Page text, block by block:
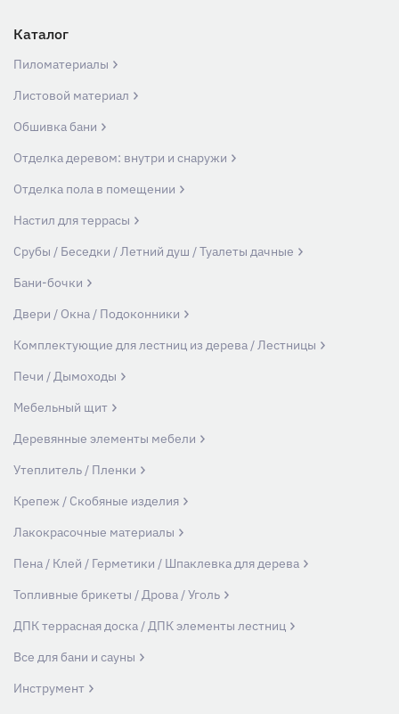
Каталог
Пиломатериалы
Листовой материал
Обшивка бани
Отделка деревом: внутри и снаружи
Отделка пола в помещении
Настил для террасы
Срубы / Беседки / Летний душ / Туалеты дачные
Бани-бочки
Двери / Окна / Подоконники
Комплектующие для лестниц из дерева / Лестницы
Печи / Дымоходы
Мебельный щит
Деревянные элементы мебели
Утеплитель / Пленки
Крепеж / Скобяные изделия
Лакокрасочные материалы
Пена / Клей / Герметики / Шпаклевка для дерева
Топливные брикеты / Дрова / Уголь
ДПК террасная доска / ДПК элементы лестниц
Все для бани и сауны
Инструмент